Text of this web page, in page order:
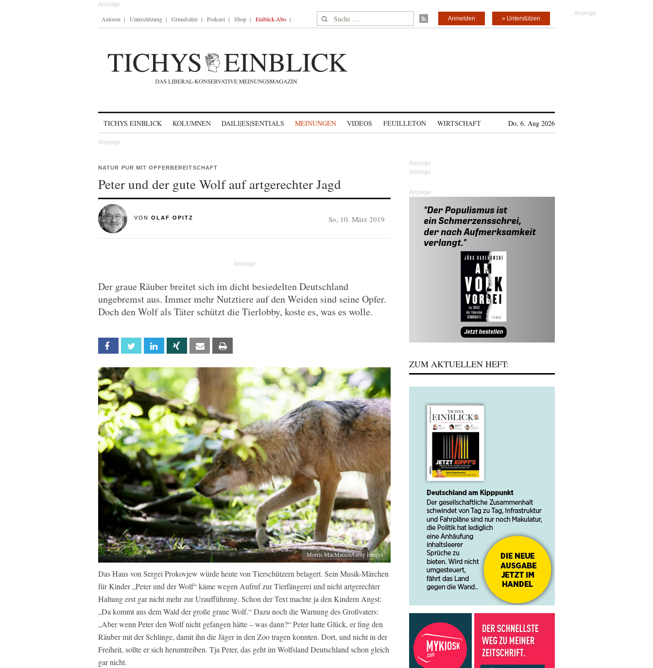
Autoren Unterstützung Grundsätze Podcast Shop Einblick-Abo Suche nach: » Unterstützen
Anmelden
TICHYS EINBLICK KOLUMNEN DAILI|ES|SENTIALS MEINUNGEN VIDEOS FEUILLETON WIRTSCHAFT Do, 6. Aug 2026
NATUR PUR MIT OPFERBEREITSCHAFT
Peter und der gute Wolf auf artgerechter Jagd
VON OLAF OPITZ So, 10. März 2019
Der graue Räuber breitet sich im dicht besiedelten Deutschland
ungebremst aus. Immer mehr Nutztiere auf den Weiden sind seine Opfer.
Doch den Wolf als Täter schützt die Tierlobby, koste es, was es wolle.
Facebook Twitter Linkedin Xing Email
Morris MacMatzen/Getty Images
Das Haus von Sergei Prokovjew würde heute von Tierschützern belagert. Sein Musik-Märchen
für Kinder „Peter und der Wolf“ käme wegen Aufruf zur Tierfängerei und nicht artgerechter
Haltung erst gar nicht mehr zur Uraufführung. Schon der Text machte ja den Kindern Angst:
„Da kommt aus dem Wald der große graue Wolf.“ Dazu noch die Warnung des Großvaters:
„Aber wenn Peter den Wolf nicht gefangen hätte – was dann?“ Peter hatte Glück, er fing den
Räuber mit der Schlinge, damit ihn die Jäger in den Zoo tragen konnten. Dort, und nicht in der
Freiheit, sollte er sich herumtreiben. Tja Peter, das geht im Wolfsland Deutschland schon gleich
gar nicht.
Anzeige
ZUM AKTUELLEN HEFT: